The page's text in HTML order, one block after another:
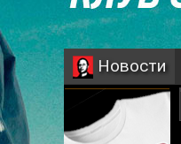
Новости